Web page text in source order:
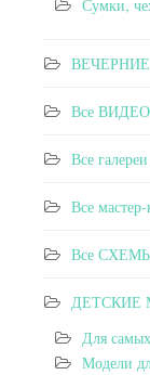
Сумки,
Все ВИДЕО
Все
Все
Все СХЕМЫ
ДЕТСКИЕ
Для
Модели